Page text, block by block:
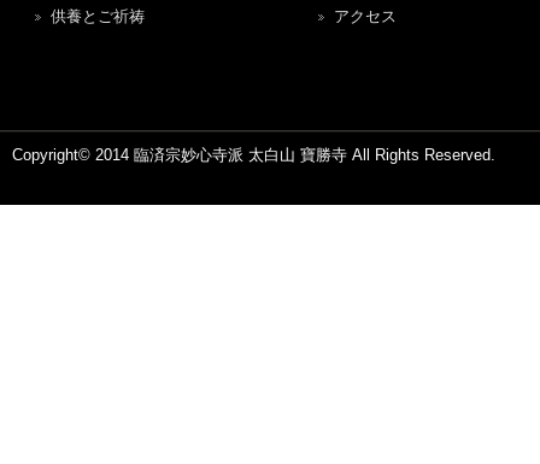
供養とご祈祷
アクセス
Copyright© 2014 臨済宗妙心寺派 太白山 寶勝寺 All Rights Reserved.